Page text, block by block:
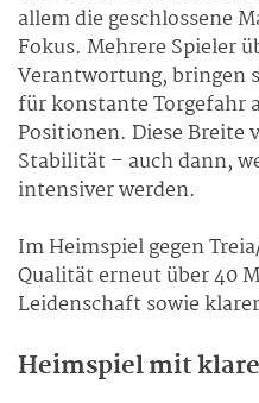
allem die geschlossene
Fokus. Mehrere Spieler
Verantwortung, bringen
für konstante Torgefahr
Positionen. Diese Breite
Stabilität – auch dann,
intensiver werden.
Im Heimspiel gegen
Qualität erneut über 40
Leidenschaft sowie
Heimspiel mit